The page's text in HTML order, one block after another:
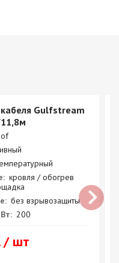
Gulfstream
кровля / обогрев
без взрывозащиты
200
/ шт